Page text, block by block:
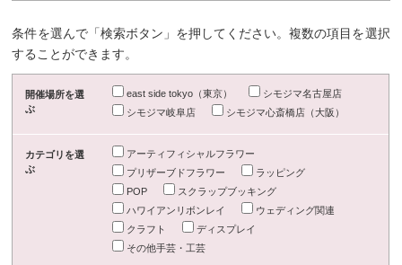
条件を選んで「検索ボタン」を押してください。複数の項目を選択
することができます。
開催場所を選
ぶ
east side tokyo（東京）
シモジマ名古屋店
シモジマ岐阜店
シモジマ心斎橋店（大阪）
カテゴリを選
ぶ
アーティフィシャルフラワー
プリザーブドフラワー
ラッピング
POP
スクラップブッキング
ハワイアンリボンレイ
ウェディング関連
クラフト
ディスプレイ
その他手芸・工芸